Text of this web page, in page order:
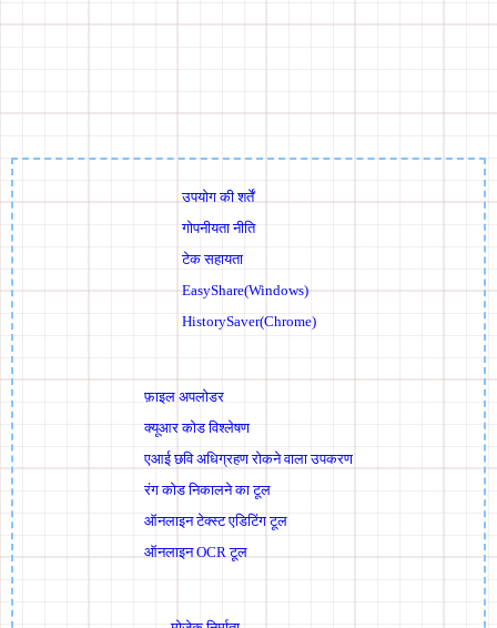
उपयोग की शर्तें
गोपनीयता नीति
टेक सहायता
EasyShare(Windows)
HistorySaver(Chrome)
फ़ाइल अपलोडर
क्यूआर कोड विश्लेषण
एआई छवि अधिग्रहण रोकने वाला उपकरण
रंग कोड निकालने का टूल
ऑनलाइन टेक्स्ट एडिटिंग टूल
ऑनलाइन OCR टूल